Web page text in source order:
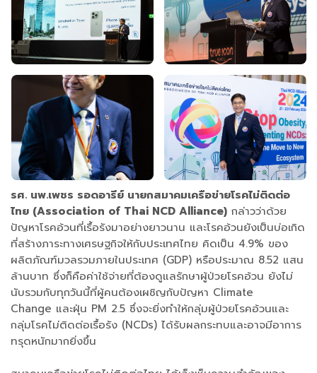
รศ. นพ.เพชร รอดอารีย์ นายกสมาคมเครือข่ายโรคไม่ติดต่อ
ไทย (Association of Thai NCD Alliance) กล่าวว่าด้วย
ปัญหาโรคอ้วนที่เรื้อรังมาอย่างยาวนาน และโรคอ้วนยังเป็นบ่อเกิด
ที่สร้างภาระทางเศรษฐกิจให้กับประเทศไทย คิดเป็น 4.9% ของ
ผลิตภัณฑ์มวลรวมภายในประเทศ (GDP) หรือประมาณ 8.52 แสน
ล้านบาท ซึ่งก็คือค่าใช้จ่ายที่ต้องดูแลรักษาผู้ป่วยโรคอ้วน ยังไม่
นับรวมกับทุกวันนี้ที่ผู้คนต้องเผชิญกับปัญหา Climate
Change และฝุ่น PM 2.5 ซึ่งจะยิ่งทำให้กลุ่มผู้ป่วยโรคอ้วนและ
กลุ่มโรคไม่ติดต่อเรื้อรัง (NCDs) ได้รับผลกระทบและอาจมีอาการ
ทรุดหนักมากยิ่งขึ้น